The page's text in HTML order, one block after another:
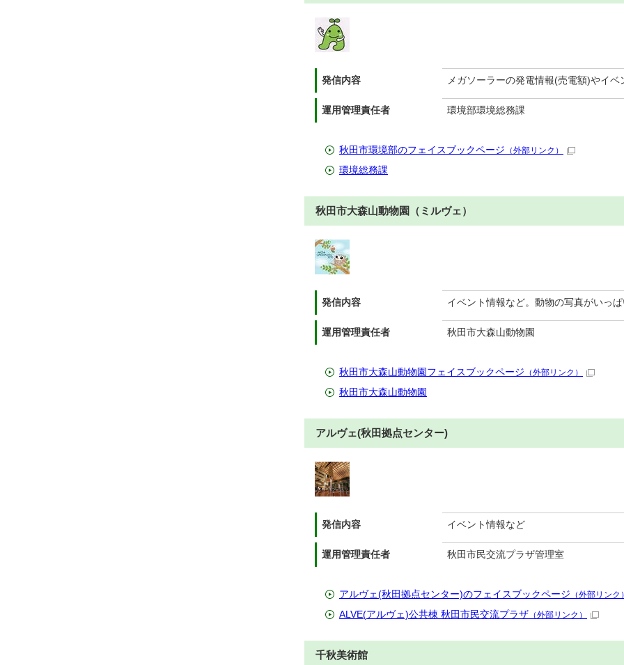
発信内容 メガソーラーの発電情報(売電額)やイベ
運用管理責任者 環境部環境総務課
秋田市環境部のフェイスブックページ （外部リンク）
環境総務課
秋田市大森山動物園（ミルヴェ）
発信内容 イベント情報など。動物の写真がいっ
運用管理責任者 秋田市大森山動物園
秋田市大森山動物園フェイスブックページ （外部リンク）
秋田市大森山動物園
アルヴェ(秋田拠点センター)
発信内容 イベント情報など
運用管理責任者 秋田市民交流プラザ管理室
アルヴェ(秋田拠点センター)のフェイスブックページ （外部リンク
ALVE(アルヴェ)公共棟 秋田市民交流プラザ （外部リンク）
千秋美術館